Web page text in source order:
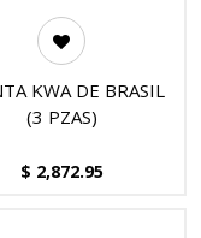
KWA DE BRASIL
(3 PZAS)
$ 2,872.95